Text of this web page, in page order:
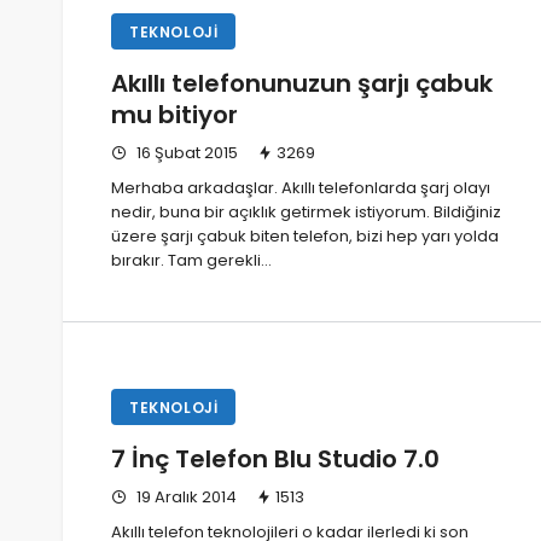
TEKNOLOJI
Akıllı telefonunuzun şarjı çabuk
mu bitiyor
16 Şubat 2015
3269
Merhaba arkadaşlar. Akıllı telefonlarda şarj olayı
nedir, buna bir açıklık getirmek istiyorum. Bildiğiniz
üzere şarjı çabuk biten telefon, bizi hep yarı yolda
bırakır. Tam gerekli…
TEKNOLOJI
7 İnç Telefon Blu Studio 7.0
19 Aralık 2014
1513
Akıllı telefon teknolojileri o kadar ilerledi ki son